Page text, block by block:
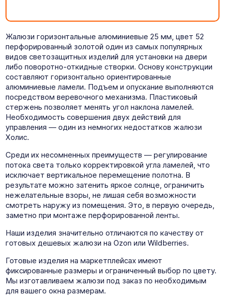
Жалюзи горизонтальные алюминиевые 25 мм, цвет 52
перфорированный золотой один из самых популярных
видов светозащитных изделий для установки на двери
либо поворотно-откидные створки. Основу конструкции
составляют горизонтально ориентированные
алюминиевые ламели. Подъем и опускание выполняются
посредством веревочного механизма. Пластиковый
стержень позволяет менять угол наклона ламелей.
Необходимость совершения двух действий для
управления — один из немногих недостатков жалюзи
Холис.
Среди их несомненных преимуществ — регулирование
потока света только корректировкой угла ламелей, что
исключает вертикальное перемещение полотна. В
результате можно затенить яркое солнце, ограничить
нежелательные взоры, не лишая себя возможности
смотреть наружу из помещения. Это, в первую очередь,
заметно при монтаже перфорированной ленты.
Наши изделия значительно отличаются по качеству от
готовых дешевых жалюзи на Ozon или Wildberries.
Готовые изделия на маркетплейсах имеют
фиксированные размеры и ограниченный выбор по цвету.
Мы изготавливаем жалюзи под заказ по необходимым
для вашего окна размерам.